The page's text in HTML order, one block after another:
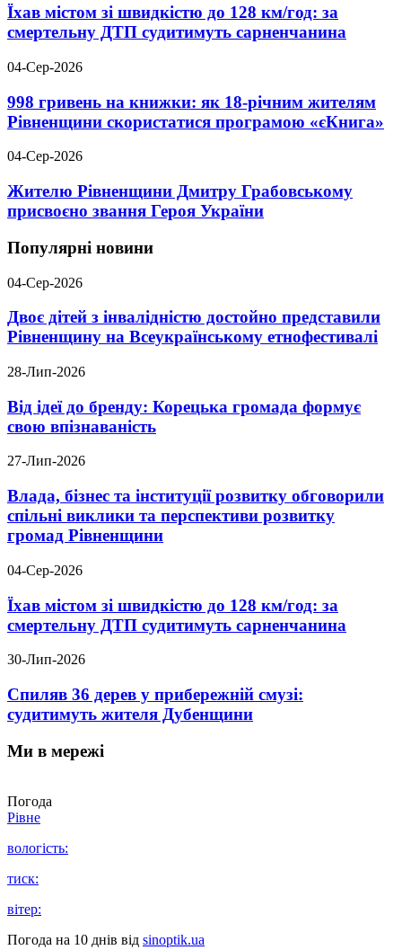
Їхав містом зі швидкістю до 128 км/год: за
смертельну ДТП судитимуть сарненчанина
04-Сер-2026
998 гривень на книжки: як 18-річним жителям
Рівненщини скористатися програмою «єКнига»
04-Сер-2026
Жителю Рівненщини Дмитру Грабовському
присвоєно звання Героя України
Популярні новини
04-Сер-2026
Двоє дітей з інвалідністю достойно представили
Рівненщину на Всеукраїнському етнофестивалі
28-Лип-2026
Від ідеї до бренду: Корецька громада формує
свою впізнаваність
27-Лип-2026
Влада, бізнес та інституції розвитку обговорили
спільні виклики та перспективи розвитку
громад Рівненщини
04-Сер-2026
Їхав містом зі швидкістю до 128 км/год: за
смертельну ДТП судитимуть сарненчанина
30-Лип-2026
Спиляв 36 дерев у прибережній смузі:
судитимуть жителя Дубенщини
Ми в мережі
Погода
Рівне
вологість:
тиск:
вітер:
Погода на 10 днів від sinoptik.ua